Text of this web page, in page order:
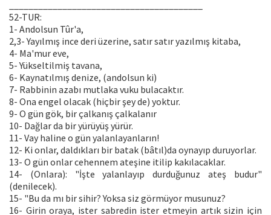
52-TUR:
1- Andolsun Tûr'a,
2,3- Yayılmış ince deri üzerine, satır satır yazılmış kitaba,
4- Ma'mur eve,
5- Yükseltilmiş tavana,
6- Kaynatılmış denize, (andolsun ki)
7- Rabbinin azabı mutlaka vuku bulacaktır.
8- Ona engel olacak (hiçbir şey de) yoktur.
9- O gün gök, bir çalkanış çalkalanır
10- Dağlar da bir yürüyüş yürür.
11- Vay haline o gün yalanlayanların!
12- Ki onlar, daldıkları bir batak (bâtıl)da oynayıp duruyorlar.
13- O gün onlar cehennem ateşine itilip kakılacaklar.
14- (Onlara): "İşte yalanlayıp durduğunuz ateş budur"
(denilecek).
15- "Bu da mı bir sihir? Yoksa siz görmüyor musunuz?
16- Girin oraya, ister sabredin ister etmeyin artık sizin için